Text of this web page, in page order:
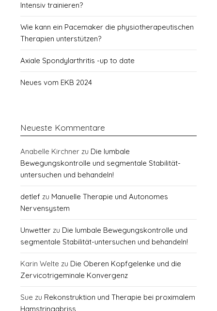
Intensiv trainieren?
Wie kann ein Pacemaker die physiotherapeutischen
Therapien unterstützen?
Axiale Spondylarthritis -up to date
Neues vom EKB 2024
Neueste Kommentare
Anabelle Kirchner zu Die lumbale
Bewegungskontrolle und segmentale Stabilität-
untersuchen und behandeln!
detlef zu Manuelle Therapie und Autonomes
Nervensystem
Unwetter zu Die lumbale Bewegungskontrolle und
segmentale Stabilität-untersuchen und behandeln!
Karin Welte zu Die Oberen Kopfgelenke und die
Zervicotrigeminale Konvergenz
Sue zu Rekonstruktion und Therapie bei proximalem
Hamstringabriss